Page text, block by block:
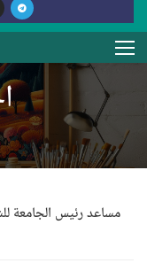
مساعد رئيس الجامعة